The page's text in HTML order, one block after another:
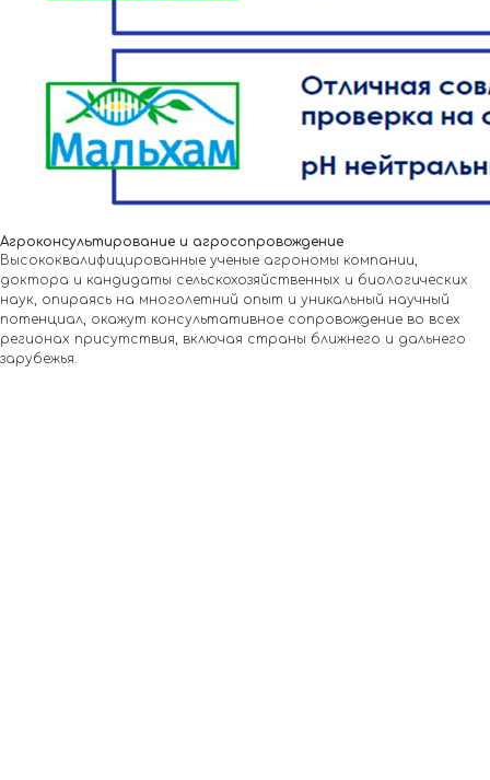
Агроконсультирование и агросопровождение
Высококвалифицированные ученые агрономы компании,
доктора и кандидаты сельскохозяйственных и биологических
наук, опираясь на многолетний опыт и уникальный научный
потенциал, окажут консультативное сопровождение во всех
регионах присутствия, включая страны ближнего и дальнего
зарубежья.